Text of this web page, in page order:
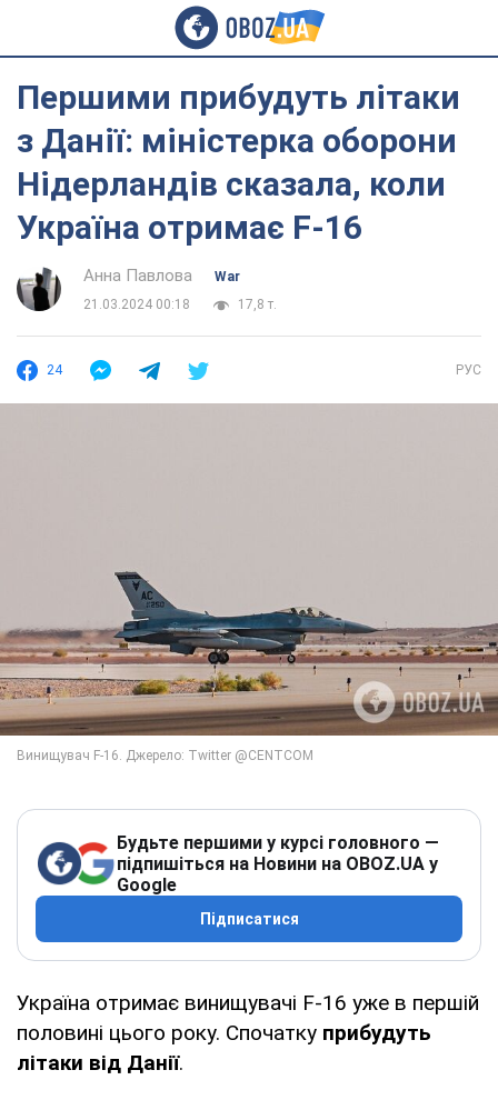
Першими прибудуть літаки
з Данії: міністерка оборони
Нідерландів сказала, коли
Україна отримає F-16
Анна Павлова
War
21.03.2024 00:18
17,8 т.
24 РУС
Будьте першими у курсі головного —
підпишіться на Новини на OBOZ.UA у
Google
Підписатися
Україна отримає винищувачі F-16 уже в першій
половині цього року. Спочатку прибудуть
літаки від Данії.